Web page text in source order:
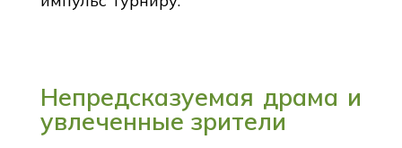
Непредсказуемая драма и
увлеченные зрители